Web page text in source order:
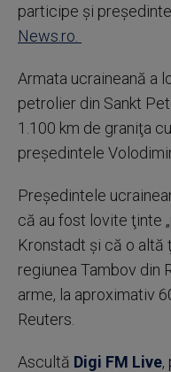
participe şi
News.ro.
Armata ucraineană a
petrolier din Sankt
1.100 km de graniţa
preşedintele
Preşedintele
că au fost lovite ţinte
Kronstadt şi că o altă
regiunea Tambov din
arme, la aproximativ
Reuters.
Ascultă Digi FM Live,